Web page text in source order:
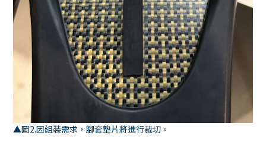
▲圖2.因組裝需求，腳套墊片將進行裁切。